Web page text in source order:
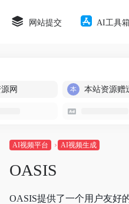
网站提交 AI工具
网 本站资源赠
AI视频平台 AI视频生成
OASIS
OASIS提供了一个用户友好